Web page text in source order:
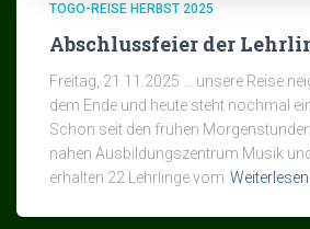
TOGO-REISE HERBST 2025
Abschlussfeier der
Freitag, 21.11.2025 … unsere Reise
dem Ende und heute steht nochmal
Schon seit den frühen
nahen Ausbildungszentrum Musik
erhalten 22 Lehrlinge vom Weiterlesen